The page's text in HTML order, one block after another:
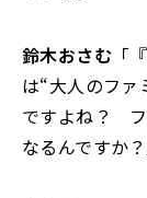
鈴木おさむ 「
は“大人のファ
ですよね？ フ
なるんですか？